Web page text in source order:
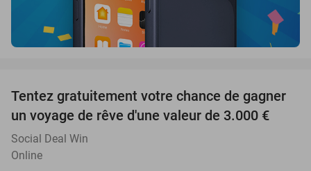
Tentez gratuitement votre chance de gagner
un voyage de rêve d'une valeur de 3.000 €
Social Deal Win
Online